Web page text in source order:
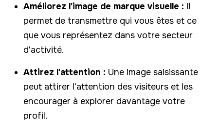
Améliorez l'image de marque visuelle : Il
permet de transmettre qui vous êtes et ce
que vous représentez dans votre secteur
d'activité.
Attirez l'attention : Une image saisissante
peut attirer l'attention des visiteurs et les
encourager à explorer davantage votre
profil.